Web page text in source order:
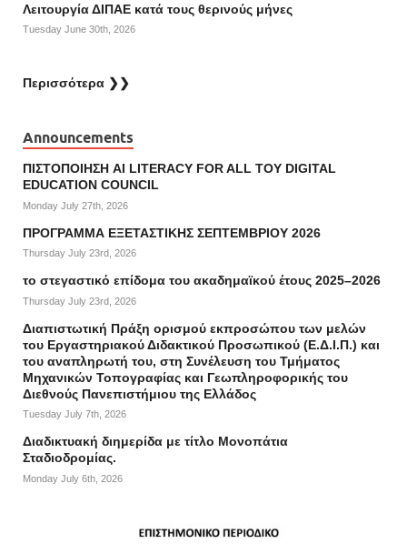
Λειτουργία ΔΙΠΑΕ κατά τους θερινούς μήνες
Tuesday June 30th, 2026
Περισσότερα ❯❯
Announcements
ΠΙΣΤΟΠΟΙΗΣΗ AI LITERACY FOR ALL ΤΟΥ DIGITAL
EDUCATION COUNCIL
Monday July 27th, 2026
ΠΡΟΓΡΑΜΜΑ ΕΞΕΤΑΣΤΙΚΗΣ ΣΕΠΤΕΜΒΡΙΟΥ 2026
Thursday July 23rd, 2026
το στεγαστικό επίδομα του ακαδημαϊκού έτους 2025–2026
Thursday July 23rd, 2026
Διαπιστωτική Πράξη ορισμού εκπροσώπου των μελών
του Εργαστηριακού Διδακτικού Προσωπικού (Ε.Δ.Ι.Π.) και
του αναπληρωτή του, στη Συνέλευση του Τμήματος
Μηχανικών Τοπογραφίας και Γεωπληροφορικής του
Διεθνούς Πανεπιστήμιου της Ελλάδος
Tuesday July 7th, 2026
Διαδικτυακή διημερίδα με τίτλο Μονοπάτια
Σταδιοδρομίας.
Monday July 6th, 2026